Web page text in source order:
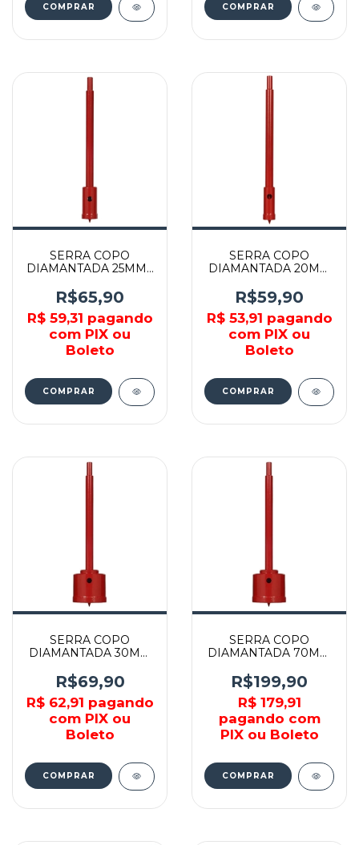
COMPRAR COMPRAR
SERRA COPO
DIAMANTADA 25MM -
R$65,90
R$ 59,31 pagando
com PIX ou
Boleto
COMPRAR
SERRA COPO
DIAMANTADA 20MM
R$59,90
R$ 53,91 pagando
com PIX ou
Boleto
COMPRAR
SERRA COPO
DIAMANTADA 30MM
R$69,90
R$ 62,91 pagando
com PIX ou
Boleto
COMPRAR
SERRA COPO
DIAMANTADA 70MM
R$199,90
R$ 179,91
pagando com
PIX ou Boleto
COMPRAR